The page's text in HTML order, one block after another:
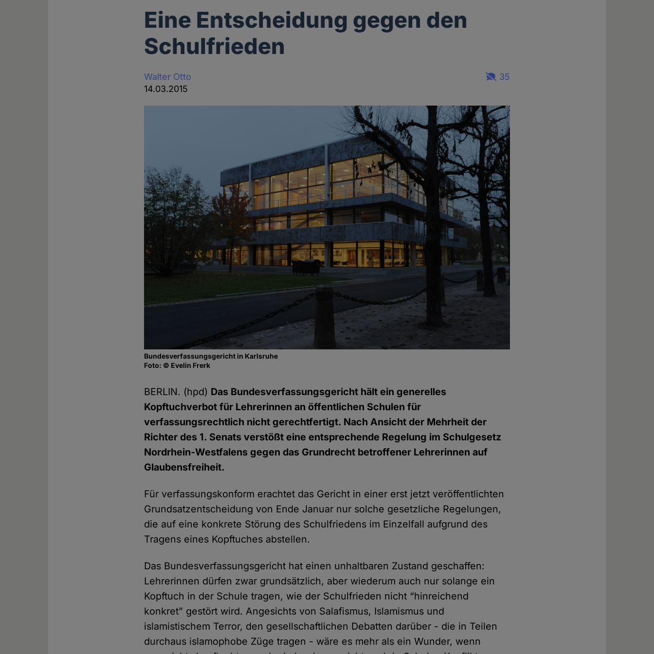
Eine Entscheidung gegen den
Schulfrieden
Walter Otto
14.03.2015
35
Bundesverfassungsgericht in Karlsruhe
Foto: © Evelin Frerk
BERLIN. (hpd) Das Bundesverfassungsgericht hält ein generelles
Kopftuchverbot für Lehrerinnen an öffentlichen Schulen für
verfassungsrechtlich nicht gerechtfertigt. Nach Ansicht der Mehrheit der
Richter des 1. Senats verstößt eine entsprechende Regelung im Schulgesetz
Nordrhein-Westfalens gegen das Grundrecht betroffener Lehrerinnen auf
Glaubensfreiheit.
Für verfassungskonform erachtet das Gericht in einer erst jetzt veröffentlichten
Grundsatzentscheidung von Ende Januar nur solche gesetzliche Regelungen,
die auf eine konkrete Störung des Schulfriedens im Einzelfall aufgrund des
Tragens eines Kopftuches abstellen.
Das Bundesverfassungsgericht hat einen unhaltbaren Zustand geschaffen:
Lehrerinnen dürfen zwar grundsätzlich, aber wiederum auch nur solange ein
Kopftuch in der Schule tragen, wie der Schulfrieden nicht “hinreichend
konkret” gestört wird. Angesichts von Salafismus, Islamismus und
islamistischem Terror, den gesellschaftlichen Debatten darüber - die in Teilen
durchaus islamophobe Züge tragen - wäre es mehr als ein Wunder, wenn